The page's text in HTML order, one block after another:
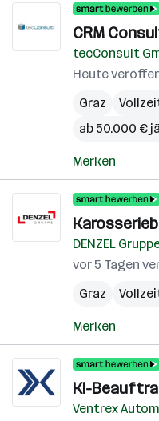
CRM
tecConsult
Heute
Graz
ab 50.000 €
Merken
DENZEL
vor 5 Tagen
Graz
Merken
KI-
Ventrex